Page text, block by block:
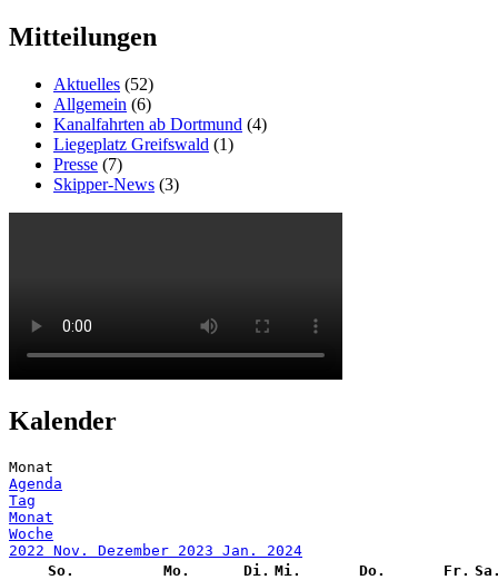
Mitteilungen
Aktuelles (52)
Allgemein (6)
Kanalfahrten ab Dortmund (4)
Liegeplatz Greifswald (1)
Presse (7)
Skipper-News (3)
Kalender
Monat
Agenda
Tag
Monat
Woche
2022 Nov. Dezember 2023 Jan. 2024
So.
Mo. Di. Mi. Do. Fr.